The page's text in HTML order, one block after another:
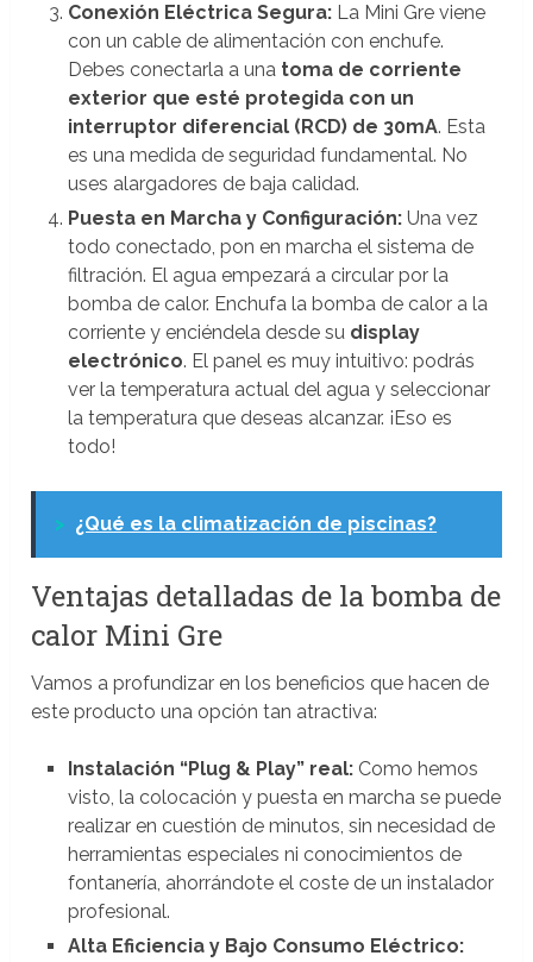
Conexión Eléctrica Segura:La Mini Gre viene
con un cable de alimentación con enchufe.
Debes conectarla a una toma de corriente
exterior que esté protegida con un
interruptor diferencial (RCD) de 30mA. Esta
es una medida de seguridad fundamental. No
uses alargadores de baja calidad.
Puesta en Marcha y Configuración:Una vez
todo conectado, pon en marcha el sistema de
filtración. El agua empezará a circular por la
bomba de calor. Enchufa la bomba de calor a la
corriente y enciéndela desde su display
electrónico. El panel es muy intuitivo: podrás
ver la temperatura actual del agua y seleccionar
la temperatura que deseas alcanzar. ¡Eso es
todo!
> ¿Qué es la climatización de piscinas?
Ventajas detalladas de la bomba de
calor Mini Gre
Vamos a profundizar en los beneficios que hacen de
este producto una opción tan atractiva:
Instalación “Plug & Play” real:Como hemos
visto, la colocación y puesta en marcha se puede
realizar en cuestión de minutos, sin necesidad de
herramientas especiales ni conocimientos de
fontanería, ahorrándote el coste de un instalador
profesional.
Alta Eficiencia y Bajo Consumo Eléctrico: